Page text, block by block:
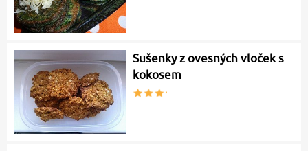
Sušenky z ovesných vloček s
kokosem